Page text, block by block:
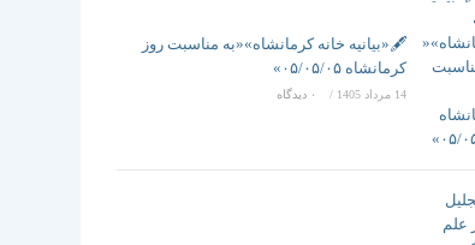
🖋️«بیانیه خانه کرمانشاه»«به مناسبت روز
کرمانشاه ۰۵/۰۵/۰۵»
14 مرداد 1405 / ۰ دیدگاه